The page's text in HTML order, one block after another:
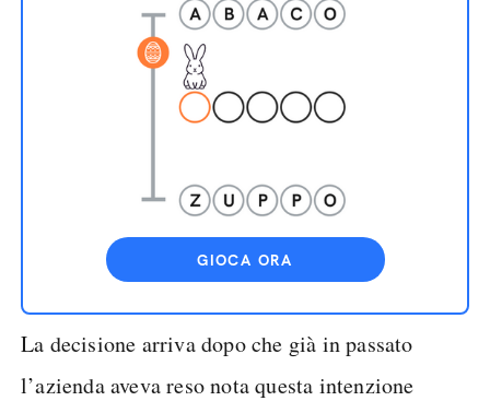
GIOCA ORA
La decisione arriva dopo che già in passato
l’azienda aveva reso nota questa intenzione